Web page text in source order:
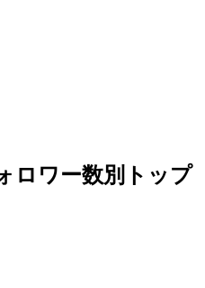
ロワー数別トップ